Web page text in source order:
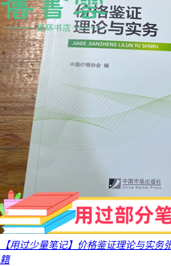
【用过少量笔记】价格鉴证理论与实务
籍